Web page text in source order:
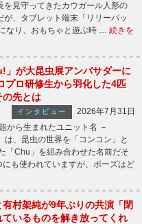
を見守ってきたカウガール人形の
が、タブレット端末「リリーパッ
なり、おもちゃと遊ぶ時 … 続きを
」が大昆虫展アンバサダーに
プロ研修生から羽化した4匹
の先とは
インタビュー
2026年7月31日
から生まれたユニット名 －
は、昆虫の世界を「コンコン」と
「Chu」を組み合わせた名前だそ
も使われていますが、ポーズはど
村架純が9年ぶりの共演「閉
ているものを解き放ってくれ